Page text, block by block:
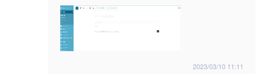
2023/03/10 11:11